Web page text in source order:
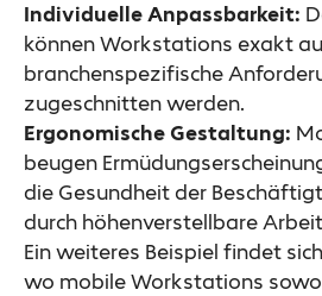
Individuelle Anpassbarkeit:
können Workstations exakt
branchenspezifische
zugeschnitten werden.
Ergonomische Gestaltung:
beugen
die Gesundheit der
durch höhenverstellbare
Ein weiteres Beispiel findet
wo mobile Workstations